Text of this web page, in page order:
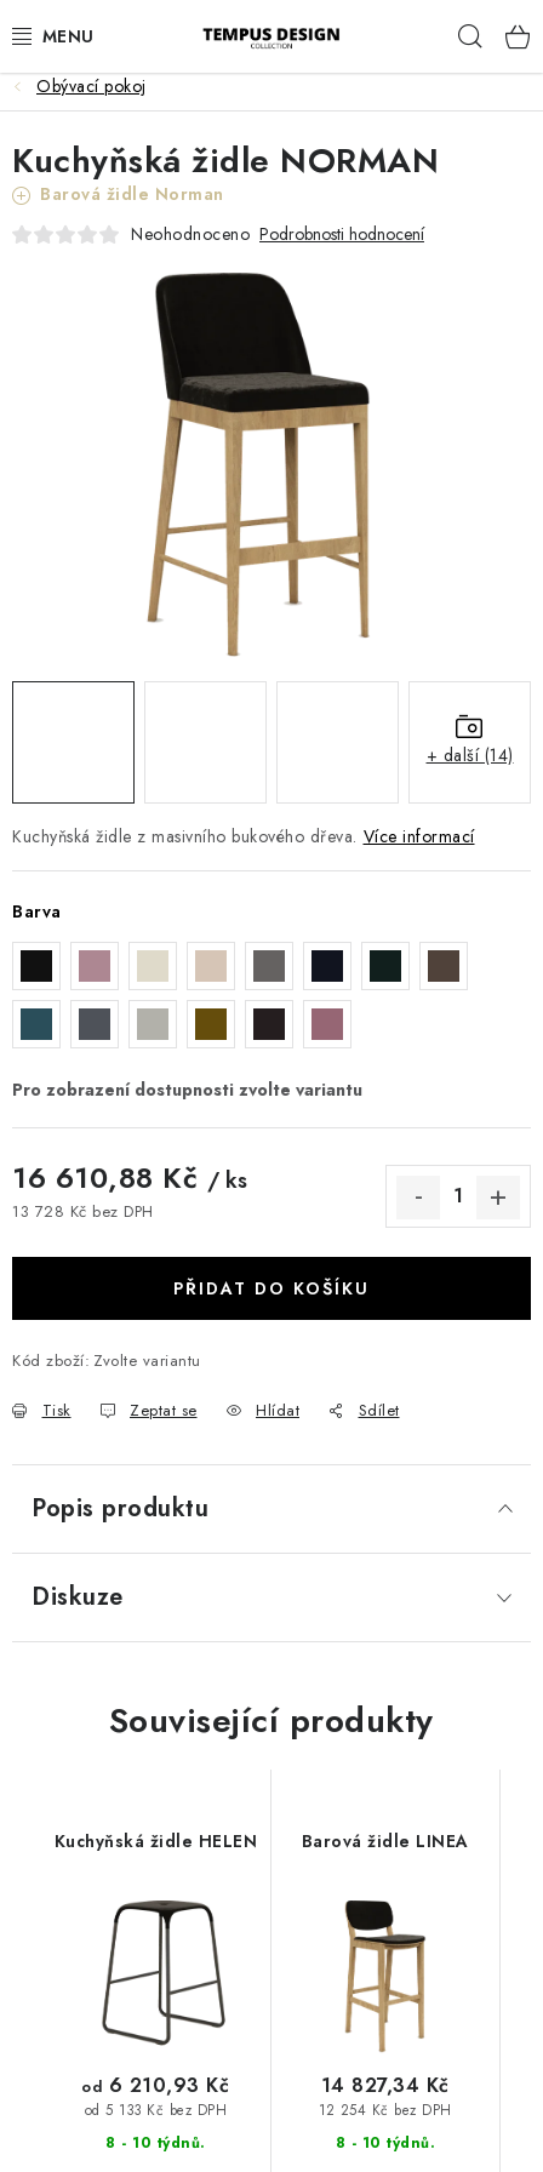
na
OBÝVACÍ POKOJ
KUCHYNĚ A JÍDELNA
LOŽNICE
NÁVRH KUCHYNĚ
O nás Showroom a kontakt Blog
Obchodní podmínky
Obývací pokoj
Kuchyňská židle z masivního bukového dřeva. Více informací
Barva
16 610,88 Kč / ks
13 728 Kč bez DPH
PŘIDAT DO KOŠÍKU
Kód zboží: Zvolte variantu
Tisk Zeptat se Hlídat Sdílet
Kuchyňská židle NORMAN
Barová židle Norman
Neohodnoceno Podrobnosti hodnocení
+ další (14)
Popis produktu
Diskuze
Související produkty
Kuchyňská židle HELEN
8 - 10 týdnů.
od 5 133 Kč bez DPH
od 6 210,93 Kč
Barová židle LINEA
8 - 10 týdnů.
12 254 Kč bez DPH
14 827,34 Kč